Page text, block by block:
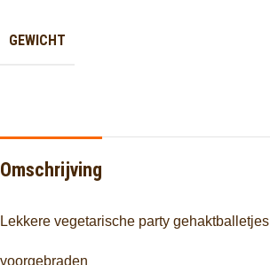
GEWICHT
Omschrijving
Lekkere vegetarische party gehaktballetjes
voorgebraden